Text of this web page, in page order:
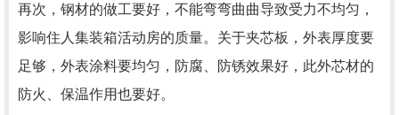
再次，钢材的做工要好，不能弯弯曲曲导致受力不均匀，
影响住人集装箱活动房的质量。关于夹芯板，外表厚度要
足够，外表涂料要均匀，防腐、防锈效果好，此外芯材的
防火、保温作用也要好。